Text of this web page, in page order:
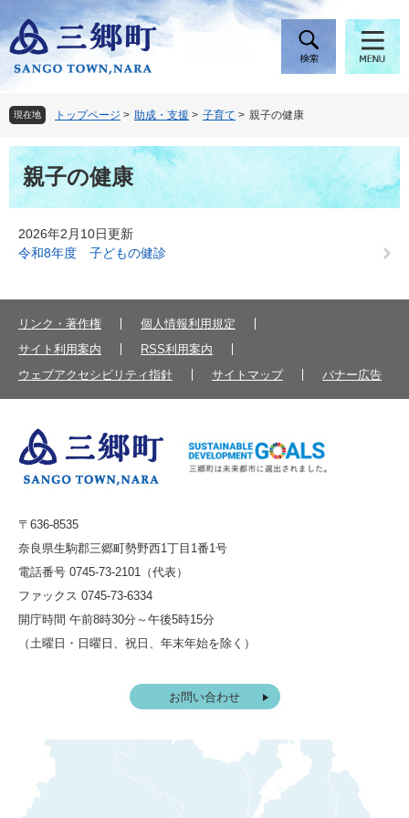
ー
ジ
頭
で
す
ニ
ュ
飛
ば
し
現在地 トップページ > 助成・支援 > 子育て > 親子の健康
本
文親子の健康
2026年2月10日更新
令和8年度 子どもの健診
リンク・著作権
個人情報利用規定
サイト利用案内
RSS利用案内
ウェブアクセシビリティ指針
サイトマップ バナー広告
〒636-8535
奈良県生駒郡三郷町勢野西1丁目1番1号
電話番号 0745-73-2101（代表）
ファックス 0745-73-6334
開庁時間 午前8時30分～午後5時15分
（土曜日・日曜日、祝日、年末年始を除く）
お問い合わせ